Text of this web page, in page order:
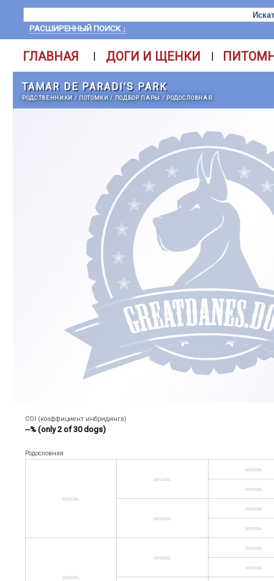
РАСШИРЕННЫЙ ПОИСК ↓
ГЛАВНАЯ | ДОГИ И ЩЕНКИ |
TAMAR DE PARADI'S PARK
РОДСТВЕННИКИ / ПОТОМКИ/ ПОДБОР ПАРЫ / РОДОСЛОВНАЯ
COI (коэффициент инбридинга)
--% (only 2 of 30 dogs)
Родословная
неизв.
неизв.
неизв.
неизв.
неизв.
неизв.
неизв.
неизв.
неизв.
неизв.
неизв.